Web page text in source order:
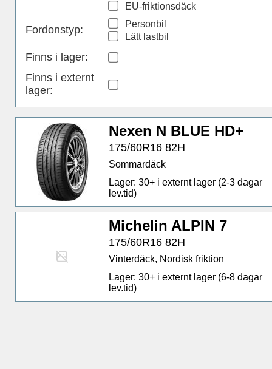
EU-friktionsdäck
Fordonstyp:
Personbil
Lätt lastbil
Finns i lager:
Finns i externt
lager:
Nexen N BLUE HD+
175/60R16 82H
Sommardäck
Lager: 30+ i externt lager (2-3 dagar
lev.tid)
Michelin ALPIN 7
175/60R16 82H
Vinterdäck, Nordisk friktion
Lager: 30+ i externt lager (6-8 dagar
lev.tid)